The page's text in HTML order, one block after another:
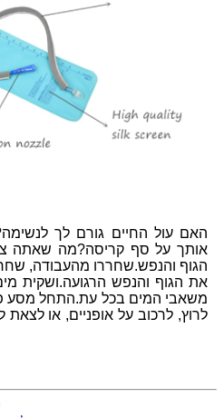
האם עול החיים גורם לך
אותך על סף קריסה?מה שאתה
הגוף והנפש.שחררו מהעבודה,
את הגוף והנפש
משאבי המים בכל עת.התחל מסע
לרוץ, לרכוב על אופניים, או